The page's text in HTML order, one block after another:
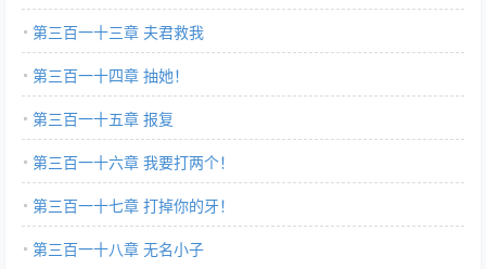
第三百一十三章 夫君救我
第三百一十四章 抽她！
第三百一十五章 报复
第三百一十六章 我要打两个！
第三百一十七章 打掉你的牙！
第三百一十八章 无名小子